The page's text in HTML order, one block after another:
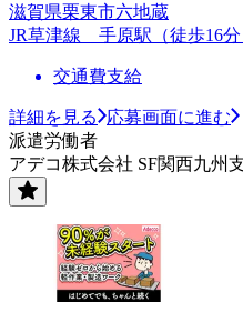
滋賀県栗東市六地蔵
JR草津線 手原駅（徒歩16分
交通費支給
詳細を見る
応募画面に進む
派遣労働者
アデコ株式会社 SF関西九州